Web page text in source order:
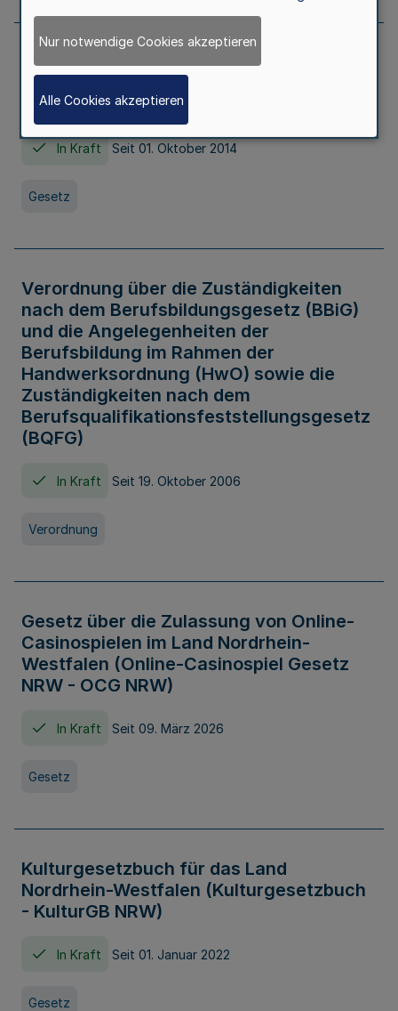
Gesetz über die Hochschulen des Landes
Nordrhein-Westfalen (Hochschulgesetz -
HG)
In Kraft Seit 01. Oktober 2014
Gesetz
Verordnung über die Zuständigkeiten
nach dem Berufsbildungsgesetz (BBiG)
und die Angelegenheiten der
Berufsbildung im Rahmen der
Handwerksordnung (HwO) sowie die
Zuständigkeiten nach dem
Berufsqualifikationsfeststellungsgesetz
(BQFG)
In Kraft Seit 19. Oktober 2006
Verordnung
Gesetz über die Zulassung von Online-
Casinospielen im Land Nordrhein-
Westfalen (Online-Casinospiel Gesetz
NRW - OCG NRW)
In Kraft Seit 09. März 2026
Gesetz
Kulturgesetzbuch für das Land
Nordrhein-Westfalen (Kulturgesetzbuch
- KulturGB NRW)
In Kraft Seit 01. Januar 2022
Gesetz
Nur notwendige Cookies akzeptieren
Alle Cookies akzeptieren